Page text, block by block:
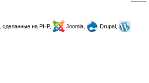
, сделанные на PHP, Joomla,
Drupal,